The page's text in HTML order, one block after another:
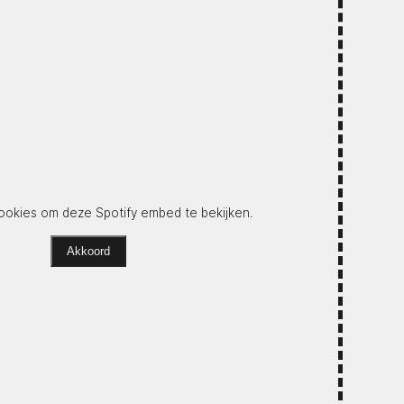
om deze Spotify embed te bekijken.
Akkoord